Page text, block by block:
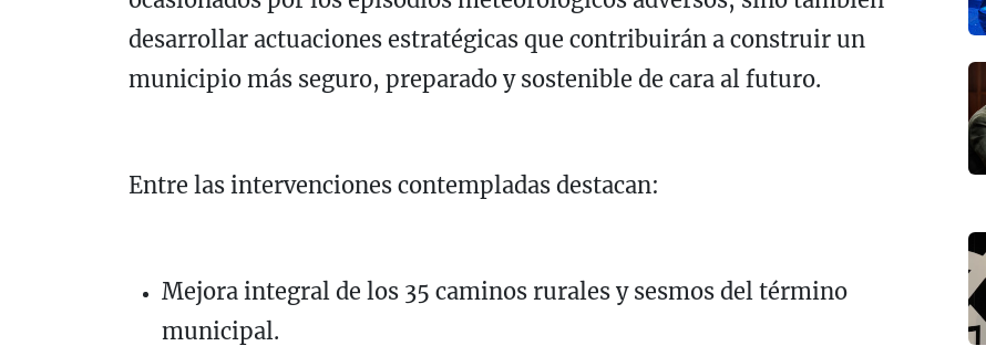
desarrollar actuaciones estratégicas que contribuirán a construir un
municipio más seguro, preparado y sostenible de cara al futuro.
Entre las intervenciones contempladas destacan:
Mejora integral de los 35 caminos rurales y sesmos del término
municipal.